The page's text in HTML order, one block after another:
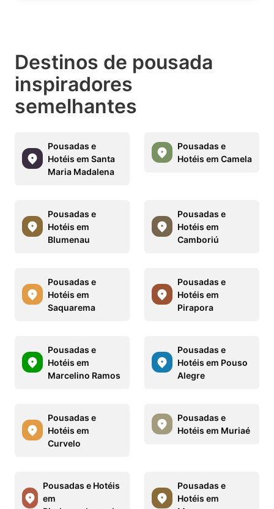
Destinos de pousada
inspiradores
semelhantes
Pousadas e
Hotéis em Santa
Maria Madalena
Pousadas e
Hotéis em Camela
Pousadas e
Hotéis em
Blumenau
Pousadas e
Hotéis em
Camboriú
Pousadas e
Hotéis em
Saquarema
Pousadas e
Hotéis em
Pirapora
Pousadas e
Hotéis em
Marcelino Ramos
Pousadas e
Hotéis em Pouso
Alegre
Pousadas e
Hotéis em
Curvelo
Pousadas e
Hotéis em Muriaé
Pousadas e Hotéis
em
Pousadas e
Hotéis em